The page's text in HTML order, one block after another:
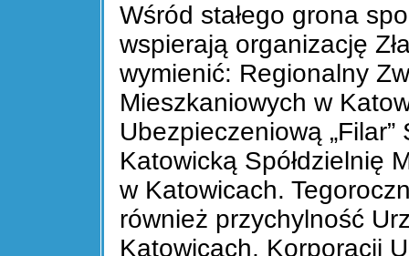
Wśród stałego grona
wspierają organizację
wymienić: Regionalny
Mieszkaniowych w
Ubezpieczeniową
Katowicką Spółdzielnię
w Katowicach.
również przychylność
Katowicach, Korporacji